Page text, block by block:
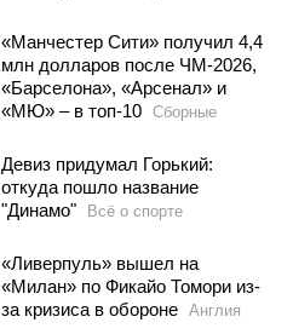
«Манчестер Сити» получил 4,4
млн долларов после ЧМ-2026,
«Барселона», «Арсенал» и
«МЮ» – в топ-10 Сборные
Девиз придумал Горький:
откуда пошло название
"Динамо"
Всё о спорте
«Ливерпуль» вышел на
«Милан» по Фикайо Томори из-
за кризиса в обороне Англия